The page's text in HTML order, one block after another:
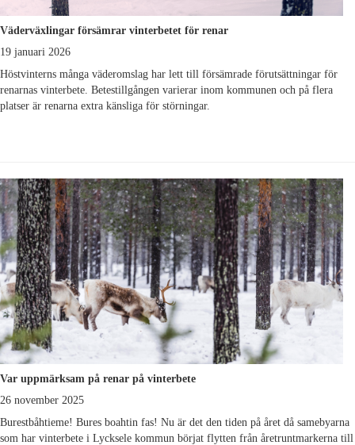
Väderväxlingar försämrar vinterbetet för renar
19 januari 2026
Höstvinterns många väderomslag har lett till försämrade förutsättningar för
renarnas vinterbete. Betestillgången varierar inom kommunen och på flera
platser är renarna extra känsliga för störningar.
Var uppmärksam på renar på vinterbete
26 november 2025
Burestbåhtieme! Bures boahtin fas! Nu är det den tiden på året då samebyarna
som har vinterbete i Lycksele kommun börjat flytten från åretruntmarkerna till